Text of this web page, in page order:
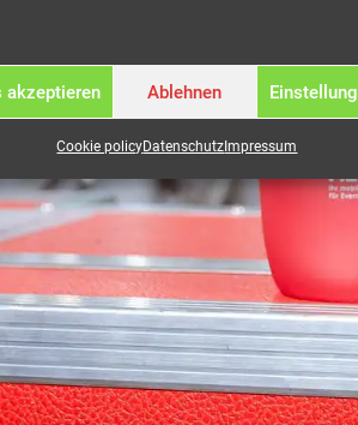
akzeptieren Ablehnen
Cookie policyDatenschutz Impressum